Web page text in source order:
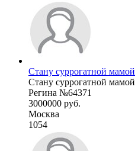
Стану суррогатной мамой
Стану суррогатной мамой
Регина №64371
3000000 руб.
Москва
1054